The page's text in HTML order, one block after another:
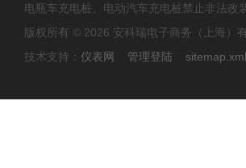
电瓶车充电桩、电动汽车充电桩禁止非法改
版权所有 © 2026 安科瑞电子商务（上海）
技术支持： 仪表网 管理登陆 sitemap.xml